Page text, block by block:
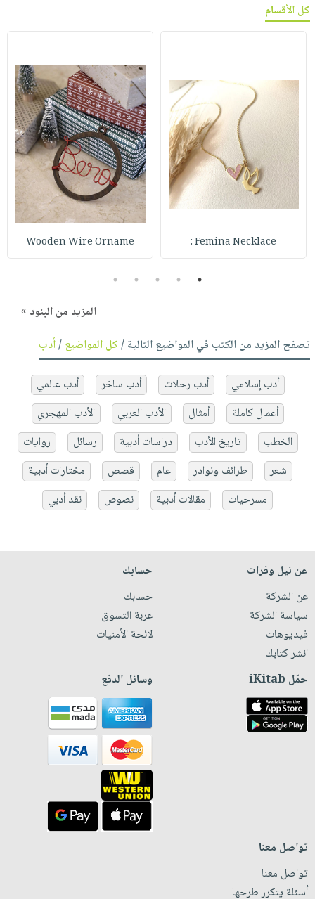
كل الأقسام
Femina Necklace :
Wooden Wire Orname
1
2
3
4
5
المزيد من البنود »
تصفح المزيد من الكتب في المواضيع التالية /كل المواضيع/أدب
أدب إسلامي أدب رحلات أدب ساخر
أدب عالمي
أعمال كاملة
أمثال الأدب العربي
الأدب المهجري
الخطب
تاريخ الأدب دراسات أدبية رسائل
روايات
شعر
طرائف ونوادر عام قصص
مختارات أدبية
مسرحيات
مقالات أدبية نصوص نقد أدبي
عن نيل وفرات
عن الشركة
سياسة الشركة
فيديوهات
انشر كتابك
حسابك
حسابك
عربة التسوق
لائحة الأمنيات
حمّل iKitab وسائل الدفع
تواصل معنا
تواصل معنا
أسئلة يتكرر طرحها